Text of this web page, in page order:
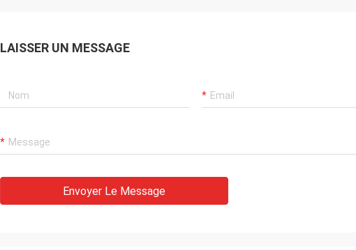
LAISSER UN MESSAGE
Envoyer Le Message